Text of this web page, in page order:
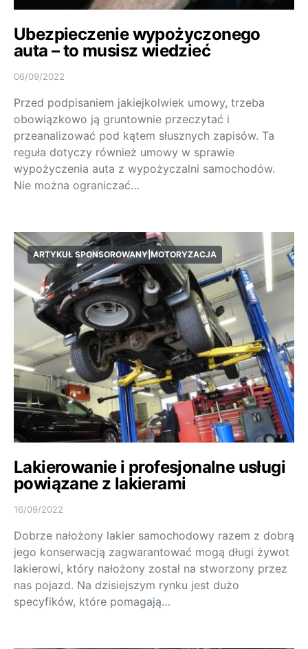
Ubezpieczenie wypożyczonego
auta – to musisz wiedzieć
06/09/2022
Przed podpisaniem jakiejkolwiek umowy, trzeba
obowiązkowo ją gruntownie przeczytać i
przeanalizować pod kątem słusznych zapisów. Ta
reguła dotyczy również umowy w sprawie
wypożyczenia auta z wypożyczalni samochodów.
Nie można ograniczać…
ARTYKUŁ SPONSOROWANY|MOTORYZACJA
Lakierowanie i profesjonalne usługi
powiązane z lakierami
16/09/2022
Dobrze nałożony lakier samochodowy razem z dobrą
jego konserwacją zagwarantować mogą długi żywot
lakierowi, który nałożony został na stworzony przez
nas pojazd. Na dzisiejszym rynku jest dużo
specyfików, które pomagają…